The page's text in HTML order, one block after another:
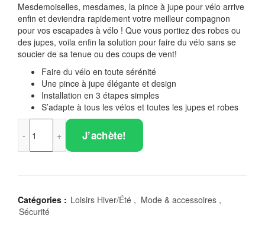
Mesdemoiselles, mesdames, la pince à jupe pour vélo arrive
enfin et deviendra rapidement votre meilleur compagnon
pour vos escapades à vélo ! Que vous portiez des robes ou
des jupes, voila enfin la solution pour faire du vélo sans se
soucier de sa tenue ou des coups de vent!
Faire du vélo en toute sérénité
Une pince à jupe élégante et design
Installation en 3 étapes simples
S’adapte à tous les vélos et toutes les jupes et robes
quantité de Pince à Jupe pour Vélo
J’achète!
Catégories : Loisirs Hiver/Été , Mode & accessoires ,
Sécurité